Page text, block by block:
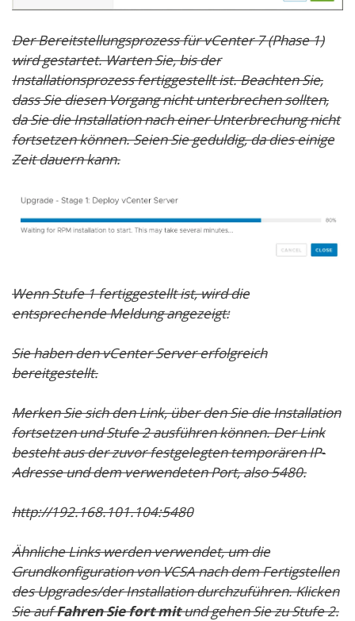
Der Bereitstellungsprozess für vCenter 7 (Phase 1)
wird gestartet. Warten Sie, bis der
Installationsprozess fertiggestellt ist. Beachten Sie,
dass Sie diesen Vorgang nicht unterbrechen sollten,
da Sie die Installation nach einer Unterbrechung nicht
fortsetzen können. Seien Sie geduldig, da dies einige
Zeit dauern kann.
Wenn Stufe 1 fertiggestellt ist, wird die
entsprechende Meldung angezeigt:
Sie haben den vCenter Server erfolgreich
bereitgestellt.
Merken Sie sich den Link, über den Sie die Installation
fortsetzen und Stufe 2 ausführen können. Der Link
besteht aus der zuvor festgelegten temporären IP-
Adresse und dem verwendeten Port, also 5480.
http://192.168.101.104:5480
Ähnliche Links werden verwendet, um die
Grundkonfiguration von VCSA nach dem Fertigstellen
des Upgrades/der Installation durchzuführen. Klicken
Sie aufFahren Sie fort mitund gehen Sie zu Stufe 2.